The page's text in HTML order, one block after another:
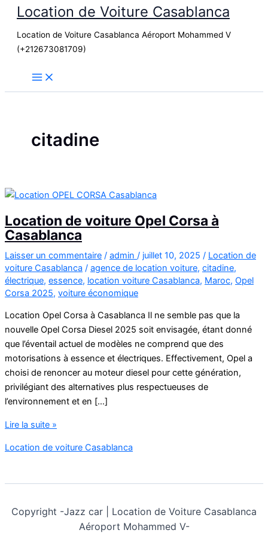
contenu
Location de Voiture Casablanca
Location de Voiture Casablanca Aéroport Mohammed V
(+212673081709)
citadine
Location de voiture Opel Corsa à
Casablanca
Laisser un commentaire / admin / juillet 10, 2025 / Location de
voiture Casablanca / agence de location voiture, citadine,
électrique, essence, location voiture Casablanca, Maroc, Opel
Corsa 2025, voiture économique
Location Opel Corsa à Casablanca Il ne semble pas que la
nouvelle Opel Corsa Diesel 2025 soit envisagée, étant donné
que l’éventail actuel de modèles ne comprend que des
motorisations à essence et électriques. Effectivement, Opel a
choisi de renoncer au moteur diesel pour cette génération,
privilégiant des alternatives plus respectueuses de
l’environnement et en […]
Location
voiture
Corsa
Casablanca
Lire la suite »
Location de voiture Casablanca
Copyright -Jazz car | Location de Voiture Casablanca
Aéroport Mohammed V-